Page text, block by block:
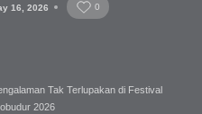
16, 2026 0
Tak Terlupakan di Festival
2026